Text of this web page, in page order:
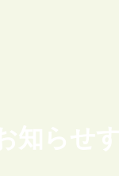
知らせ